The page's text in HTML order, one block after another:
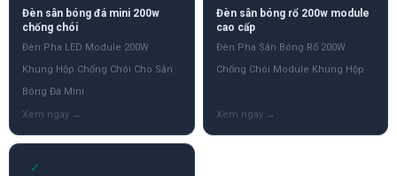
Đèn sân bóng đá mini 200w
chống chói
Đèn Pha LED Module 200W
Khung Hộp Chống Chói Cho Sân
Bóng Đá Mini
Đèn sân bóng rổ 200w module
cao cấp
Đèn Pha Sân Bóng Rổ 200W
Chống Chói Module Khung Hộp
✓